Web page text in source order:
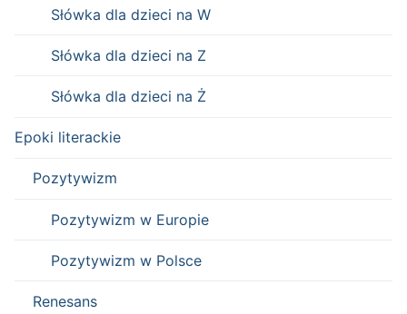
Słówka dla dzieci na W
Słówka dla dzieci na Z
Słówka dla dzieci na Ż
Epoki literackie
Pozytywizm
Pozytywizm w Europie
Pozytywizm w Polsce
Renesans